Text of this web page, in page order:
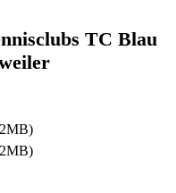
TC Blau